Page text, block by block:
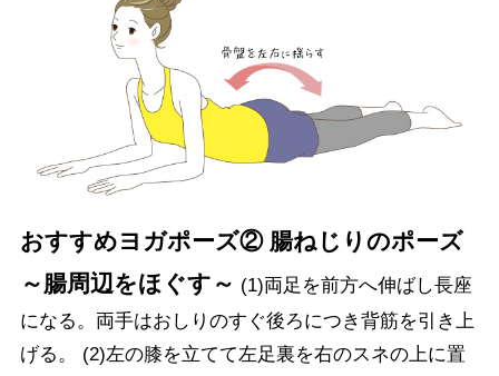
おすすめヨガポーズ② 腸ねじりのポーズ
～腸周辺をほぐす～ (1)両足を前方へ伸ばし長座
になる。両手はおしりのすぐ後ろにつき背筋を引き上
げる。 (2)左の膝を立てて左足裏を右のスネの上に置